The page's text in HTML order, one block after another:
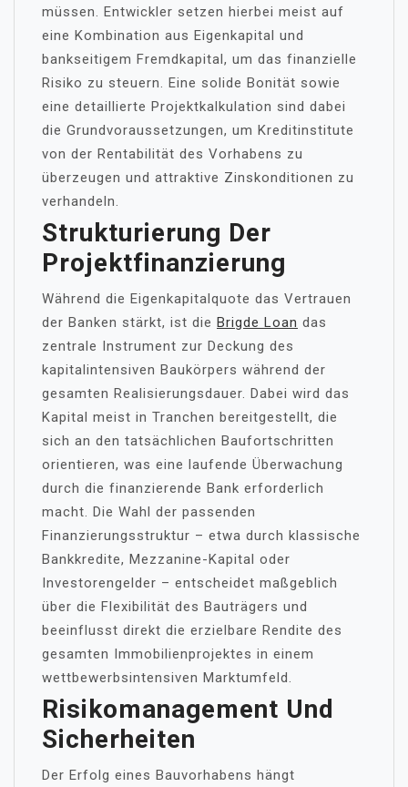
müssen. Entwickler setzen hierbei meist auf
eine Kombination aus Eigenkapital und
bankseitigem Fremdkapital, um das finanzielle
Risiko zu steuern. Eine solide Bonität sowie
eine detaillierte Projektkalkulation sind dabei
die Grundvoraussetzungen, um Kreditinstitute
von der Rentabilität des Vorhabens zu
überzeugen und attraktive Zinskonditionen zu
verhandeln.
Strukturierung Der
Projektfinanzierung
Während die Eigenkapitalquote das Vertrauen
der Banken stärkt, ist die Brigde Loan das
zentrale Instrument zur Deckung des
kapitalintensiven Baukörpers während der
gesamten Realisierungsdauer. Dabei wird das
Kapital meist in Tranchen bereitgestellt, die
sich an den tatsächlichen Baufortschritten
orientieren, was eine laufende Überwachung
durch die finanzierende Bank erforderlich
macht. Die Wahl der passenden
Finanzierungsstruktur – etwa durch klassische
Bankkredite, Mezzanine-Kapital oder
Investorengelder – entscheidet maßgeblich
über die Flexibilität des Bauträgers und
beeinflusst direkt die erzielbare Rendite des
gesamten Immobilienprojektes in einem
wettbewerbsintensiven Marktumfeld.
Risikomanagement Und
Sicherheiten
Der Erfolg eines Bauvorhabens hängt